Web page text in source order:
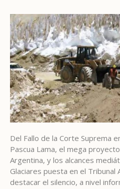
Del Fallo de la Corte Suprema
Pascua Lama, el mega
Argentina, y los alcances
Glaciares puesta en el Tribunal
destacar el silencio, a nivel